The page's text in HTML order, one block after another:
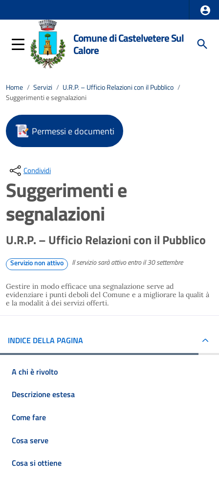
Comune di Castelvetere Sul
Calore
Home / Servizi / U.R.P. – Ufficio Relazioni con il Pubblico /
Suggerimenti e segnalazioni
Permessi e documenti
Condividi
Suggerimenti e
segnalazioni
U.R.P. – Ufficio Relazioni con il Pubblico
Servizio non attivo Il servizio sarà attivo entro il 30 settembre
Gestire in modo efficace una segnalazione serve ad
evidenziare i punti deboli del Comune e a migliorare la qualit à
e la modalit à dei servizi offerti.
INDICE DELLA PAGINA
A chi è rivolto
Descrizione estesa
Come fare
Cosa serve
Cosa si ottiene